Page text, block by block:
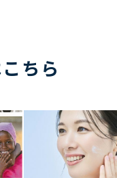
ちら